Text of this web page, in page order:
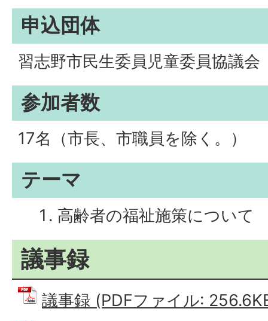
申込団体
習志野市民生委員児童委員協議会
参加者数
17名（市長、市職員を除く。）
テーマ
高齢者の福祉施策について
議事録
議事録 (PDFファイル: